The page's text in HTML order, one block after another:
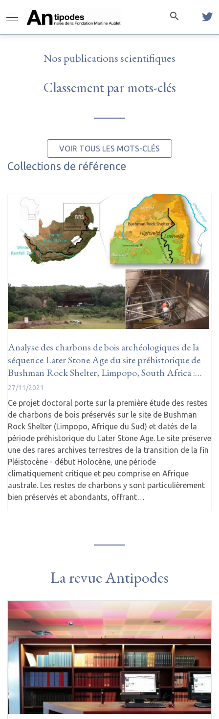
Nos publications scientifiques
Classement par mots-clés
VOIR TOUS LES MOTS-CLÉS
Collections de référence
Analyse des charbons de bois archéologiques de la
séquence Later Stone Age du site préhistorique de
Bushman Rock Shelter, Limpopo, South Africa :…
27/11/2021
Ce projet doctoral porte sur la première étude des restes
de charbons de bois préservés sur le site de Bushman
Rock Shelter (Limpopo, Afrique du Sud) et datés de la
période préhistorique du Later Stone Age. Le site préserve
une des rares archives terrestres de la transition de la fin
Pléistocène - début Holocène, une période
climatiquement critique et peu comprise en Afrique
australe. Les restes de charbons y sont particulièrement
bien préservés et abondants, offrant…
La revue Antipodes